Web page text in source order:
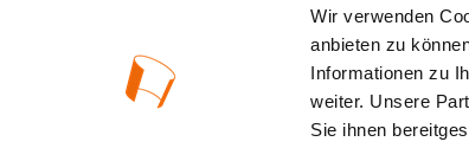
Wir verwenden
anbieten zu
Informationen zu
weiter. Unsere
Sie ihnen
hinweg vernetzt die gemeinnützige
vielfältige lokale und regionale Kultur
interkommunale Zusammenarbeit.
Mitgliedern präsentiert sie Projekte und